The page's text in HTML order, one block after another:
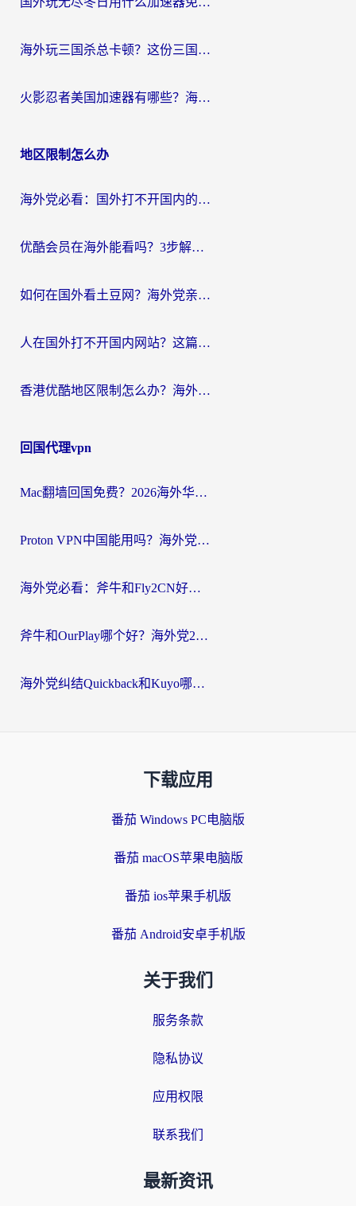
海外玩三国杀总卡顿？这份三国杀游戏加速器指南帮你告别延迟烦恼
火影忍者美国加速器有哪些？海外党亲测的国服游戏加速全攻略（含菲律宾玩三国之刃守望黎明技巧）
地区限制怎么办
海外党必看：国外打不开国内的app怎么办？3步解决你的乡愁
优酷会员在海外能看吗？3步解决海外追剧难题，附实测好用加速器推荐
如何在国外看土豆网？海外党亲测有效的追剧加速器选择指南
人在国外打不开国内网站？这篇攻略帮你无缝解锁国内资源（附交管12123使用技巧）
香港优酷地区限制怎么办？海外党亲测有效的追剧解决方案
回国代理vpn
Mac翻墙回国免费？2026海外华人亲测：从CCTV5直播到国内APP，这样选加速器才靠谱
Proton VPN中国能用吗？海外党选回国加速器的避坑指南（附番茄加速器实测）
海外党必看：斧牛和Fly2CN好用吗？3招教你选对回国加速器（附免费试用攻略）
斧牛和OurPlay哪个好？海外党2026亲测：选对加速器，国内资源秒加载
海外党纠结Quickback和Kuyo哪个好？选对回国加速器才能无缝刷国内资源
下载应用
番茄 Windows PC电脑版
番茄 macOS苹果电脑版
番茄 ios苹果手机版
番茄 Android安卓手机版
关于我们
服务条款
隐私协议
应用权限
联系我们
最新资讯